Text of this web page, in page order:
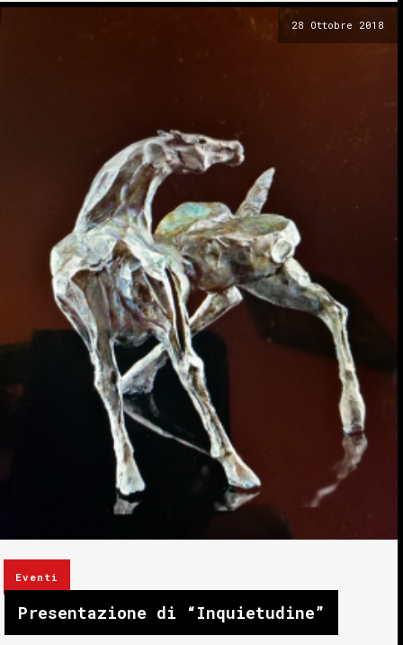
28 Ottobre 2018
Eventi
Presentazione di “Inquietudine”